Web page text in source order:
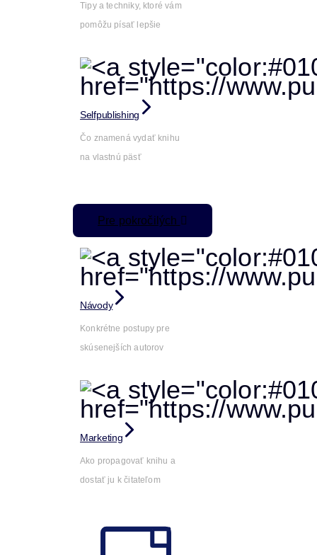
Tipy a techniky, ktoré vám
pomôžu písať lepšie
Selfpublishing
Čo znamená vydať knihu
na vlastnú päsť
Pre pokročilých
Návody
Konkrétne postupy pre
skúsenejších autorov
Marketing
Ako propagovať knihu a
dostať ju k čitateľom